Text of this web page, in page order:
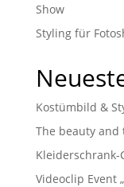
Show
Styling für
Kostümbild &
The beauty and
Kleiderschrank-
Videoclip Event